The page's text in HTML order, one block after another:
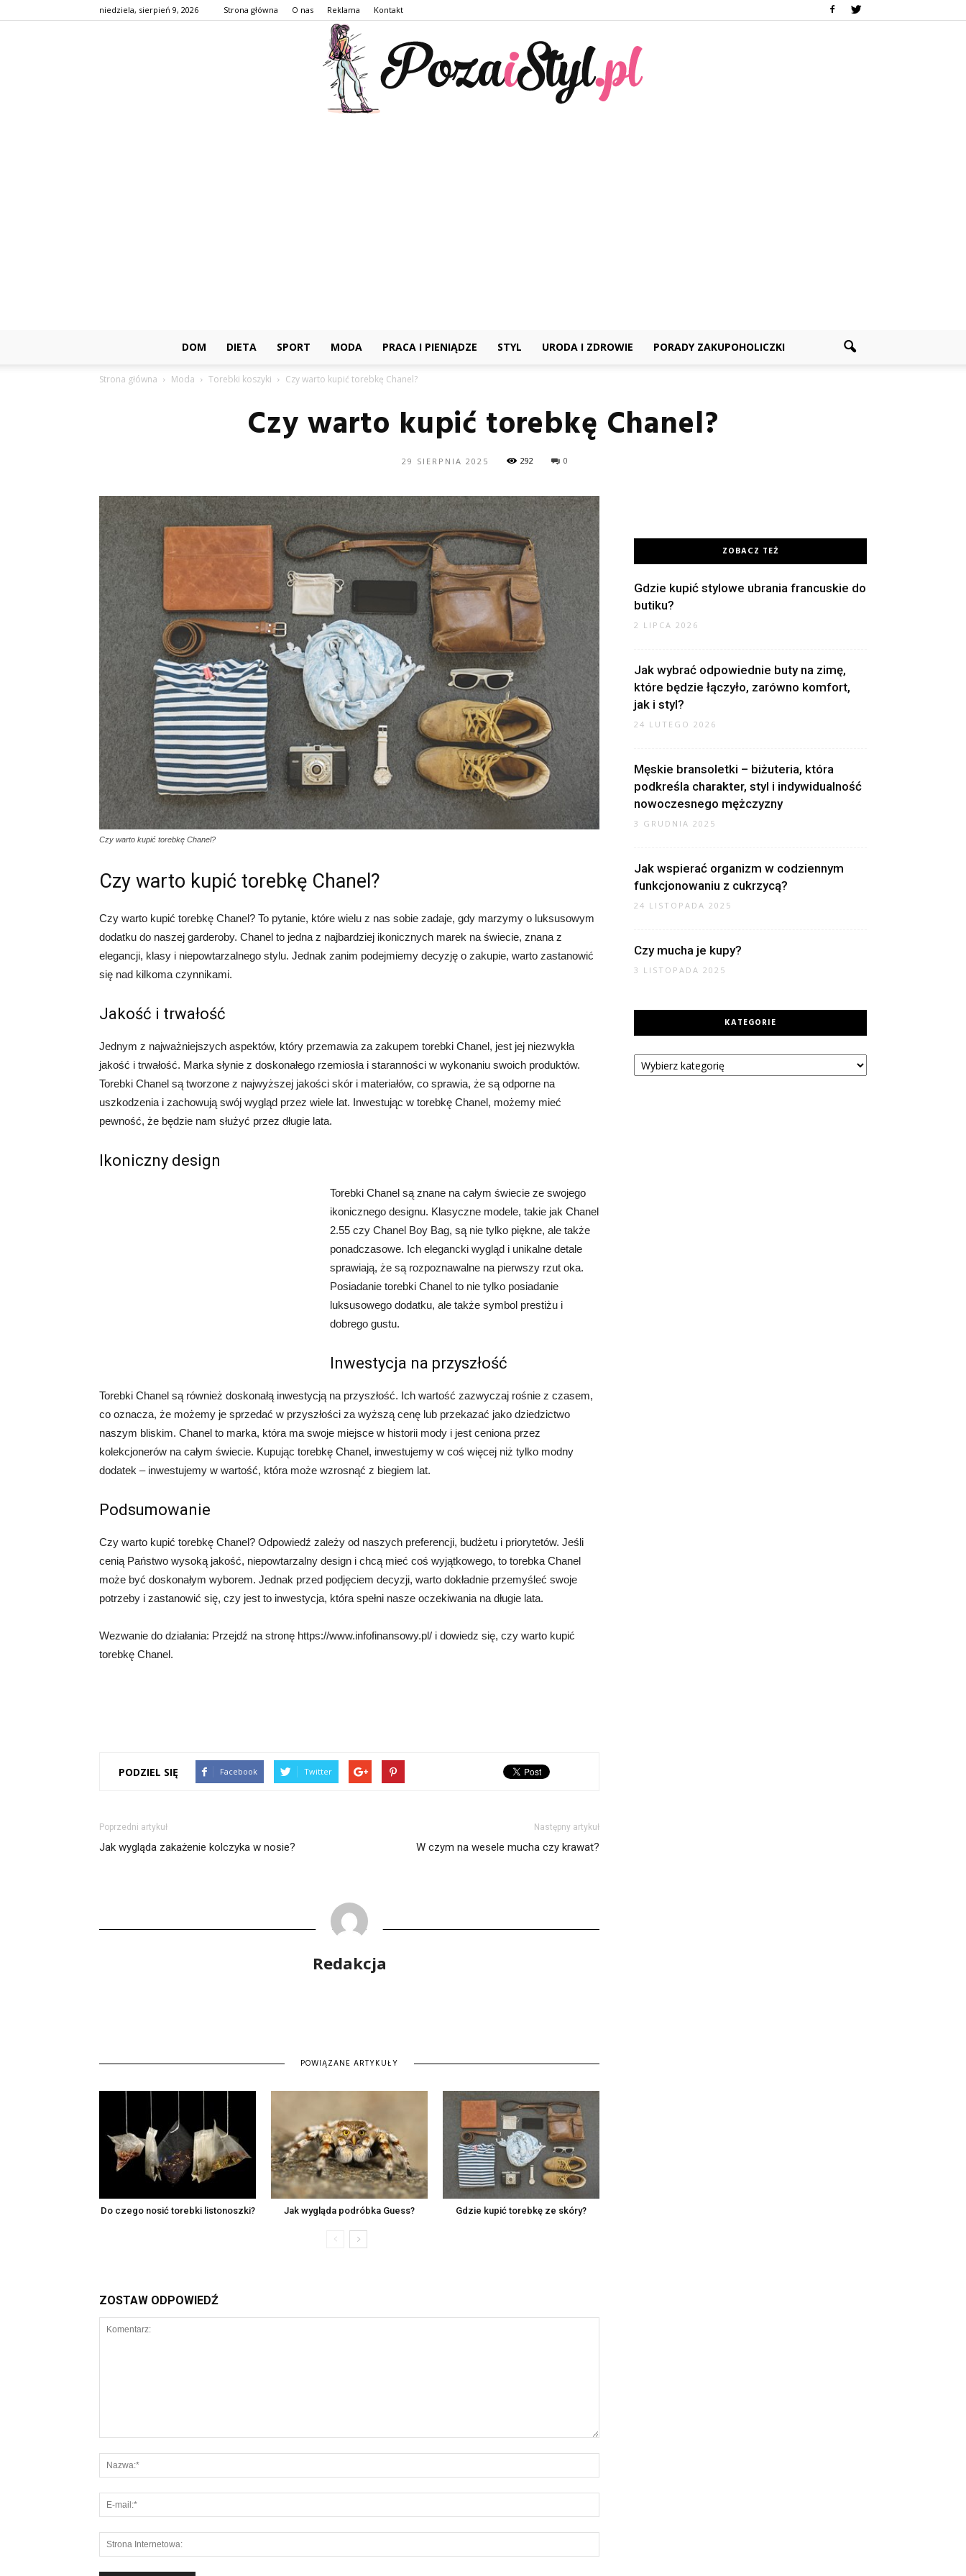
niedziela, sierpień 9, 2026 Strona główna O nas Reklama Kontakt
DOM DIETA SPORT MODA PRACA I PIENIĄDZE STYL URODA I ZDROWIE PORADY ZAKUPOHOLICZKI
Strona główna Moda Torebki koszyki Czy warto kupić torebkę Chanel?
Czy warto kupić torebkę Chanel?
29 SIERPNIA 2025 292 0
Czy warto kupić torebkę Chanel?
Czy warto kupić torebkę Chanel?
Czy warto kupić torebkę Chanel? To pytanie, które wielu z nas sobie zadaje, gdy marzymy o luksusowym
dodatku do naszej garderoby. Chanel to jedna z najbardziej ikonicznych marek na świecie, znana z
elegancji, klasy i niepowtarzalnego stylu. Jednak zanim podejmiemy decyzję o zakupie, warto zastanowić
się nad kilkoma czynnikami.
Jakość i trwałość
Jednym z najważniejszych aspektów, który przemawia za zakupem torebki Chanel, jest jej niezwykła
jakość i trwałość. Marka słynie z doskonałego rzemiosła i staranności w wykonaniu swoich produktów.
Torebki Chanel są tworzone z najwyższej jakości skór i materiałów, co sprawia, że są odporne na
uszkodzenia i zachowują swój wygląd przez wiele lat. Inwestując w torebkę Chanel, możemy mieć
pewność, że będzie nam służyć przez długie lata.
Ikoniczny design
Torebki Chanel są znane na całym świecie ze swojego
ikonicznego designu. Klasyczne modele, takie jak Chanel
2.55 czy Chanel Boy Bag, są nie tylko piękne, ale także
ponadczasowe. Ich elegancki wygląd i unikalne detale
sprawiają, że są rozpoznawalne na pierwszy rzut oka.
Posiadanie torebki Chanel to nie tylko posiadanie
luksusowego dodatku, ale także symbol prestiżu i
dobrego gustu.
Inwestycja na przyszłość
Torebki Chanel są również doskonałą inwestycją na przyszłość. Ich wartość zazwyczaj rośnie z czasem,
co oznacza, że możemy je sprzedać w przyszłości za wyższą cenę lub przekazać jako dziedzictwo
naszym bliskim. Chanel to marka, która ma swoje miejsce w historii mody i jest ceniona przez
kolekcjonerów na całym świecie. Kupując torebkę Chanel, inwestujemy w coś więcej niż tylko modny
dodatek – inwestujemy w wartość, która może wzrosnąć z biegiem lat.
Podsumowanie
Czy warto kupić torebkę Chanel? Odpowiedź zależy od naszych preferencji, budżetu i priorytetów. Jeśli
cenią Państwo wysoką jakość, niepowtarzalny design i chcą mieć coś wyjątkowego, to torebka Chanel
może być doskonałym wyborem. Jednak przed podjęciem decyzji, warto dokładnie przemyśleć swoje
potrzeby i zastanowić się, czy jest to inwestycja, która spełni nasze oczekiwania na długie lata.
Wezwanie do działania: Przejdź na stronę https://www.infofinansowy.pl/ i dowiedz się, czy warto kupić
torebkę Chanel.
PODZIEL SIĘ Facebook Twitter
Poprzedni artykuł
Jak wygląda zakażenie kolczyka w nosie?
Następny artykuł
W czym na wesele mucha czy krawat?
Redakcja
POWIĄZANE ARTYKUŁY
Do czego nosić torebki listonoszki? Jak wygląda podróbka Guess? Gdzie kupić torebkę ze skóry?
ZOSTAW ODPOWIEDŹ
ZOBACZ TEŻ
Gdzie kupić stylowe ubrania francuskie do
butiku?
2 LIPCA 2026
Jak wybrać odpowiednie buty na zimę,
które będzie łączyło, zarówno komfort,
jak i styl?
24 LUTEGO 2026
Męskie bransoletki – biżuteria, która
podkreśla charakter, styl i indywidualność
nowoczesnego mężczyzny
3 GRUDNIA 2025
Jak wspierać organizm w codziennym
funkcjonowaniu z cukrzycą?
24 LISTOPADA 2025
Czy mucha je kupy?
3 LISTOPADA 2025
KATEGORIE
Kategorie